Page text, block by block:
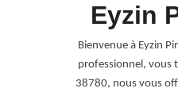
Eyzin
Bienvenue à Eyzin
professionnel, vous
38780, nous vous